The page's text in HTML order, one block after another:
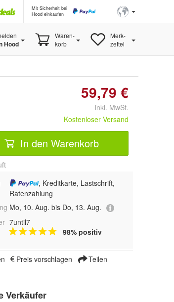
Mit Sicherheit bei
Hood einkaufen
Hood
Waren-
korb
Merk-
zettel
59,79 €
inkl. MwSt.
Kostenloser Versand
In den Warenkorb
, Kreditkarte, Lastschrift,
Ratenzahlung
Mo, 10. Aug. bis Do, 13. Aug.
7until7
98% positiv
Preis vorschlagen Teilen
Verkäufer